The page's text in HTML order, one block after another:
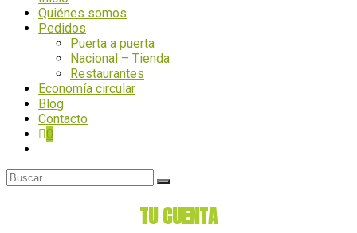
Quiénes somos
Pedidos
Puerta a puerta
Nacional – Tienda
Restaurantes
Economía circular
Blog
Contacto
0
TU CUENTA